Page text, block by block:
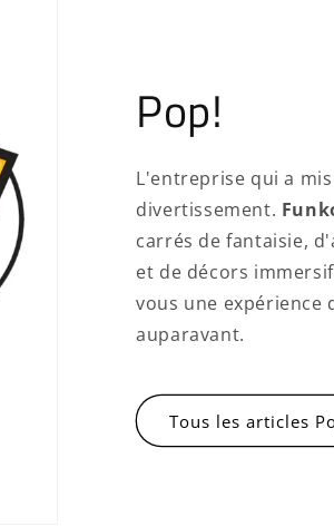
Pop!
L'entreprise qui a
divertissement.
carrés de fantaisie,
et de décors
vous une expérience
auparavant.
Tous les articles